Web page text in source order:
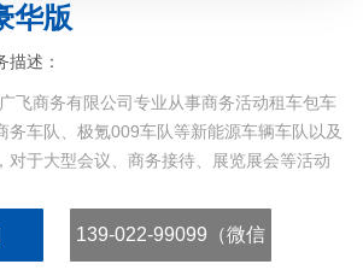
华版
描述：
飞商务有限公司专业从事商务活动租车包车
务车队、极氪009车队等新能源车辆车队以及
对于大型会议、商务接待、展览展会等活动
139-022-99099（微信